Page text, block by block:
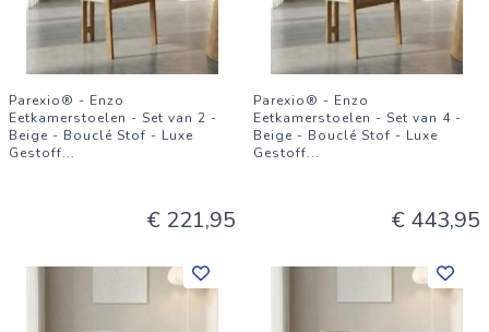
Parexio® - Enzo
Eetkamerstoelen - Set van 2 -
Beige - Bouclé Stof - Luxe
Gestoff...
€ 221,95
Parexio® - Enzo
Eetkamerstoelen - Set van 4 -
Beige - Bouclé Stof - Luxe
Gestoff...
€ 443,95